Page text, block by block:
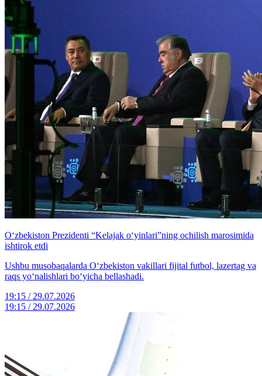
O‘zbekiston Prezidenti “Kelajak o‘yinlari”ning ochilish marosimida
ishtirok etdi
Ushbu musobaqalarda O‘zbekiston vakillari fijital futbol, lazertag va
raqs yo‘nalishlari bo‘yicha bellashadi.
19:15 / 29.07.2026
19:15 / 29.07.2026